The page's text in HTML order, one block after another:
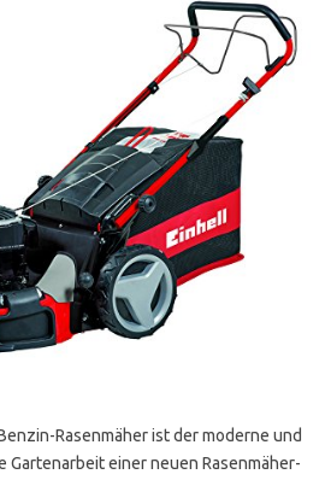
Rasenmäher ist der moderne und
Gartenarbeit einer neuen Rasenmäher-